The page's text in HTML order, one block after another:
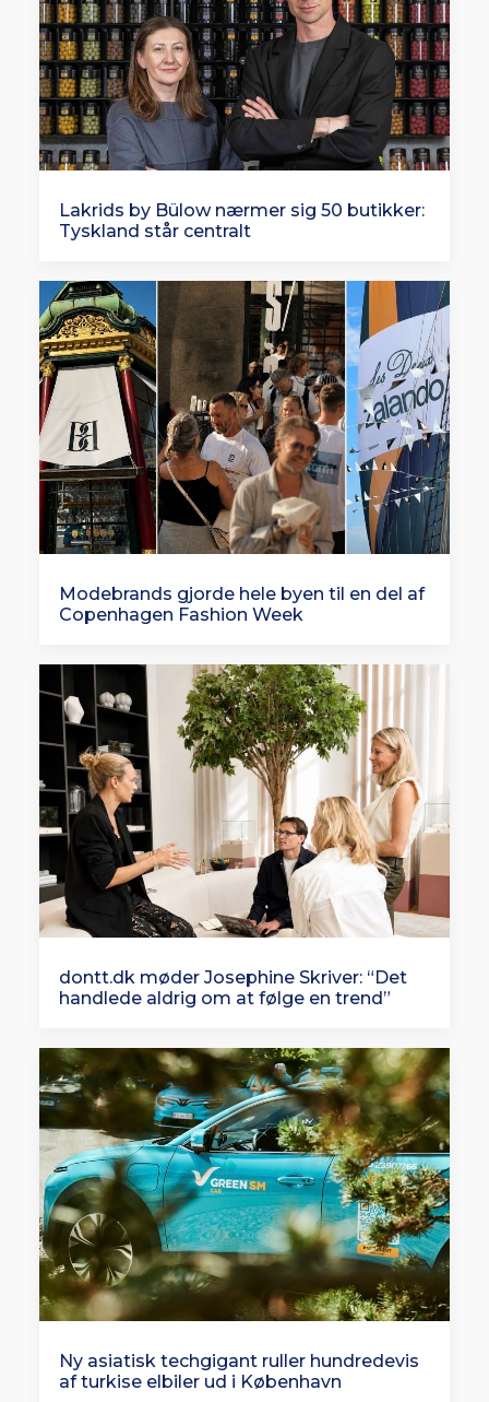
Lakrids by Bülow nærmer sig 50 butikker:
Tyskland står centralt
Modebrands gjorde hele byen til en del af
Copenhagen Fashion Week
dontt.dk møder Josephine Skriver: “Det
handlede aldrig om at følge en trend”
Ny asiatisk techgigant ruller hundredevis
af turkise elbiler ud i København